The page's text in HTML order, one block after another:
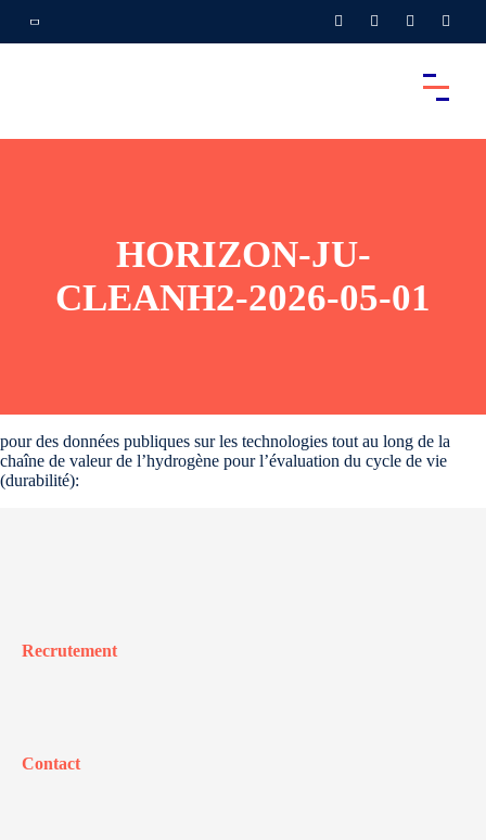
HORIZON-JU-
CLEANH2-2026-05-01
pour des données publiques sur les technologies tout au long de la
chaîne de valeur de l’hydrogène pour l’évaluation du cycle de vie
(durabilité):
Recrutement
Contact